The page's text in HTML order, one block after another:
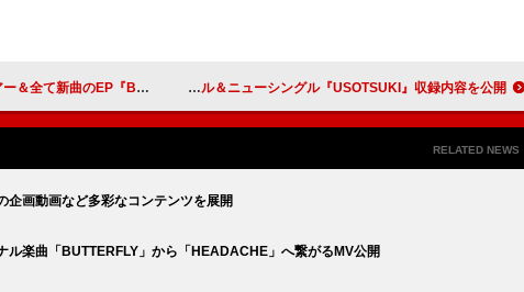
のEP『BEAT』リリース決定 STARGLOW、新ビジュアル＆ニューシングル『USOTSUKI』収録内容を公開
RELATED NEWS
企画動画など多彩なコンテンツを展開
ル楽曲「BUTTERFLY」から「HEADACHE」へ繋がるMV公開